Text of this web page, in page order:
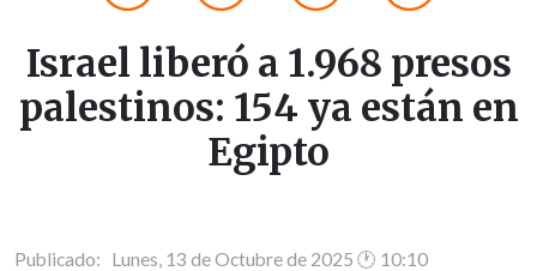
Israel liberó a 1.968 presos
palestinos: 154 ya están en
Egipto
Publicado: Lunes, 13 de Octubre de 2025 🕐 10:10